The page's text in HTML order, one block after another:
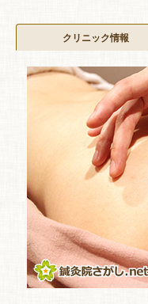
クリニック情報